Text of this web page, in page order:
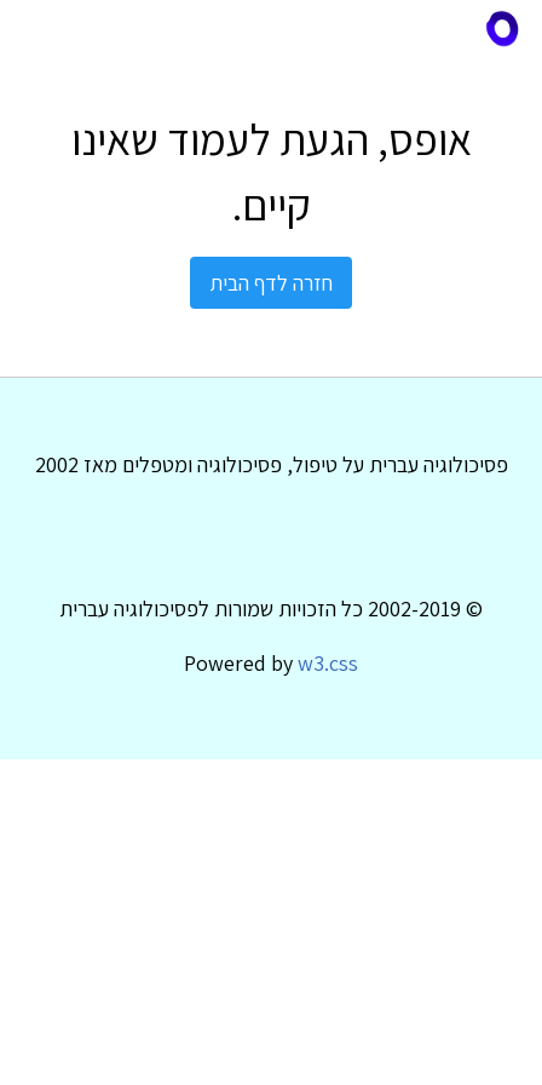
אופס, הגעת לעמוד שאינו
קיים.
חזרה לדף הבית
פסיכולוגיה עברית על טיפול, פסיכולוגיה ומטפלים מאז 2002
© 2002-2019 כל הזכויות שמורות לפסיכולוגיה עברית
Powered byw3.css